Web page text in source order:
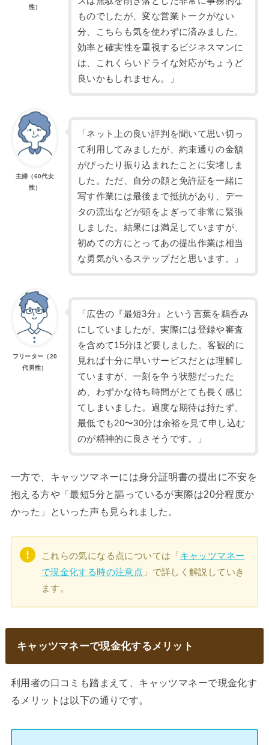
性）
ものでしたが、変な営業トークがない
分、こちらも気を使わずに済みました。
効率と確実性を重視するビジネスマンに
は、これくらいドライな対応がちょうど
良いかもしれません。」
主婦（60代女
性）
「ネット上の良い評判を聞いて思い切っ
て利用してみましたが、約束通りの金額
がぴったり振り込まれたことに安堵しま
した。ただ、自分の顔と免許証を一緒に
写す作業には最後まで抵抗があり、デー
タの流出などが頭をよぎって非常に緊張
しました。結果には満足していますが、
初めての方にとってあの提出作業は相当
な勇気がいるステップだと思います。」
フリーター（20
代男性）
「広告の『最短3分』という言葉を鵜呑み
にしていましたが、実際には登録や審査
を含めて15分ほど要しました。客観的に
見れば十分に早いサービスだとは理解し
ていますが、一刻を争う状態だったた
め、わずかな待ち時間がとても長く感じ
てしまいました。過度な期待は持たず、
最低でも20〜30分は余裕を見て申し込む
のが精神的に良さそうです。」
一方で、キャッツマネーには身分証明書の提出に不安を
抱える方や「最短5分と謳っているが実際は20分程度か
かった」といった声も見られました。
これらの気になる点については「キャッツマネー
で現金化する時の注意点 」で詳しく解説していき
ます。
キャッツマネーで現金化するメリット
利用者の口コミも踏まえて、キャッツマネーで現金化す
るメリットは以下の通りです。